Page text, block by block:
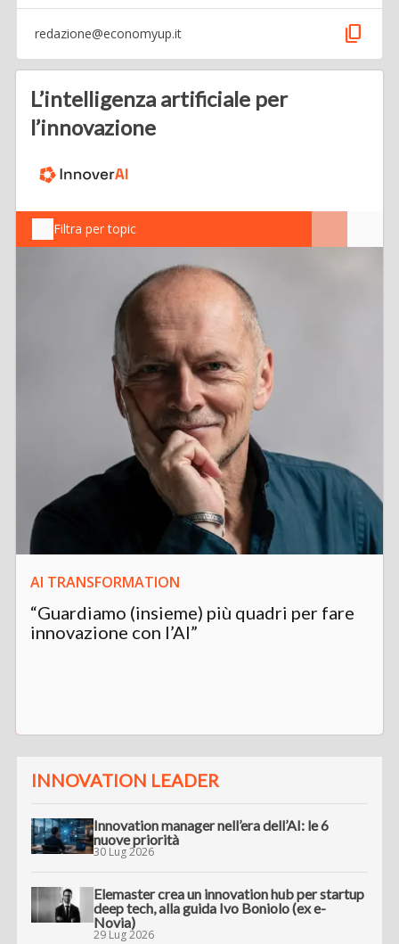
redazione@economyup.it content_copy
L’intelligenza artificiale per
l’innovazione
Filtra per topic
AI TRANSFORMATION
“Guardiamo (insieme) più quadri per fare
innovazione con l’AI”
INNOVATION LEADER
Innovation manager nell’era dell’AI: le 6
nuove priorità
30 Lug 2026
Elemaster crea un innovation hub per startup
deep tech, alla guida Ivo Boniolo (ex e-
Novia)
29 Lug 2026